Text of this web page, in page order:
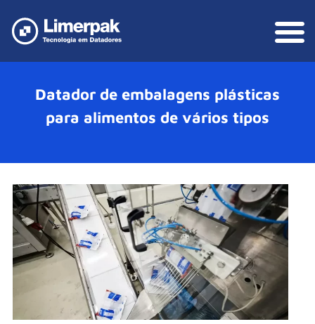
Datador de embalagens plásticas
para alimentos de vários tipos